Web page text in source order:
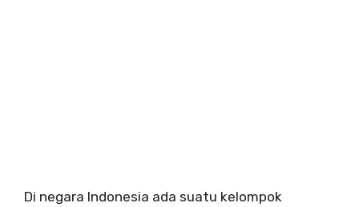
Di negara Indonesia ada suatu kelompok